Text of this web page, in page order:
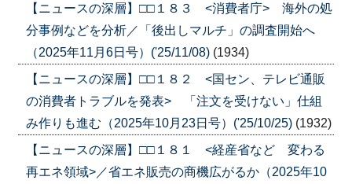
【ニュースの深層】□□１８３ <消費者庁> 海外の処
分事例などを分析／「後出しマルチ」の調査開始へ
（2025年11月6日号）('25/11/08) (1934)
【ニュースの深層】□□１８２ <国セン、テレビ通販
の消費者トラブルを発表> 「注文を受けない」仕組
み作りも進む（2025年10月23日号）('25/10/25) (1932)
【ニュースの深層】□□１８１ <経産省など 変わる
再エネ領域>／省エネ販売の商機広がるか（2025年10